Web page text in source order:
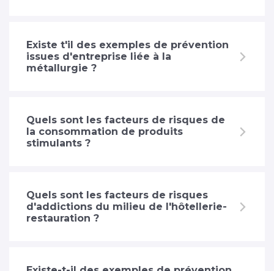
Existe t'il des exemples de prévention
issues d'entreprise liée à la
métallurgie ?
Quels sont les facteurs de risques de
la consommation de produits
stimulants ?
Quels sont les facteurs de risques
d'addictions du milieu de l'hôtellerie-
restauration ?